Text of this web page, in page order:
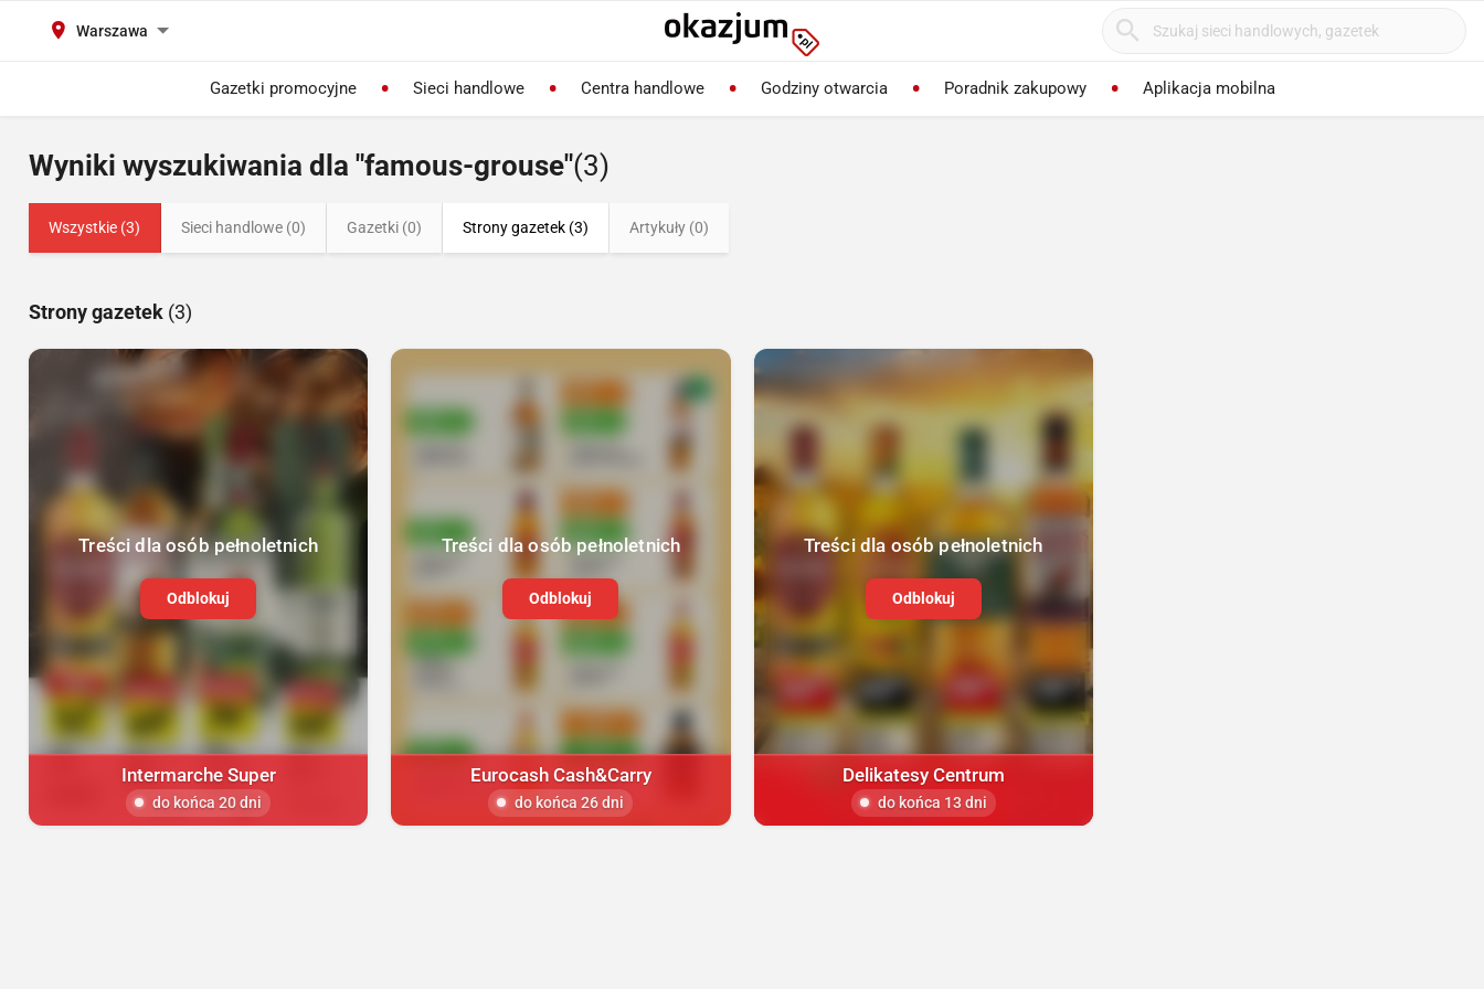
Warszawa
Gazetki promocyjne Sieci handlowe Centra handlowe Godziny otwarcia Poradnik zakupowy Aplikacja mobilna
Wyniki wyszukiwania dla "famous-grouse"(3)
Wszystkie (3) Sieci handlowe (0) Gazetki (0) Strony gazetek (3) Artykuły (0)
Strony gazetek (3)
Treści dla osób pełnoletnich
Odblokuj
Intermarche Super
do końca 20 dni
Treści dla osób pełnoletnich
Odblokuj
Eurocash Cash&Carry
do końca 26 dni
Treści dla osób pełnoletnich
Odblokuj
Delikatesy Centrum
do końca 13 dni